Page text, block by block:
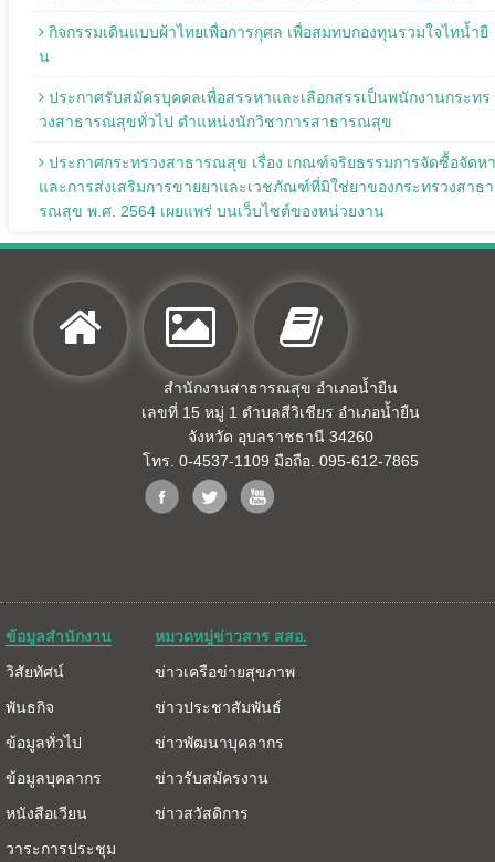
กิจกรรมเดินแบบผ้าไทยเพื่อการกุศล เพื่อสมทบกองทุนรวมใจไทน้ำยื
น
ประกาศรับสมัครบุคคลเพื่อสรรหาและเลือกสรรเป็นพนักงานกระทร
วงสาธารณสุขทั่วไป ตำแหน่งนักวิชาการสาธารณสุข
ประกาศกระทรวงสาธารณสุข เรื่อง เกณฑ์จริยธรรมการจัดซื้อจัดหา
และการส่งเสริมการขายยาและเวชภัณฑ์ที่มิใช่ยาของกระทรวงสาธา
รณสุข พ.ศ. 2564 เผยแพร่ บนเว็บไซต์ของหน่วยงาน
สำนักงานสาธารณสุข อำเภอน้ำยืน
เลขที่ 15 หมู่ 1 ตำบลสีวิเชียร อำเภอน้ำยืน
จังหวัด อุบลราชธานี 34260
โทร. 0-4537-1109 มือถือ. 095-612-7865
ข้อมูลสำนักงาน
วิสัยทัศน์
พันธกิจ
ข้อมูลทั่วไป
ข้อมูลบุคลากร
หนังสือเวียน
วาระการประชุม
หมวดหมู่ข่าวสาร สสอ.
ข่าวเครือข่ายสุขภาพ
ข่าวประชาสัมพันธ์
ข่าวพัฒนาบุคลากร
ข่าวรับสมัครงาน
ข่าวสวัสดิการ